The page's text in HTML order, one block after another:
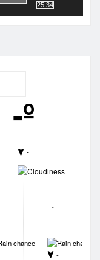
25:34
-º
-
-
-
-
-
-